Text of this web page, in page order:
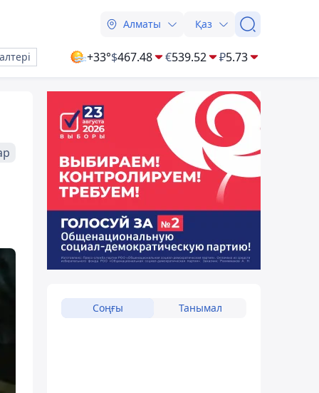
Алматы Қаз
+33°$467.48 €539.52 ₽5.73
Соңғы Танымал